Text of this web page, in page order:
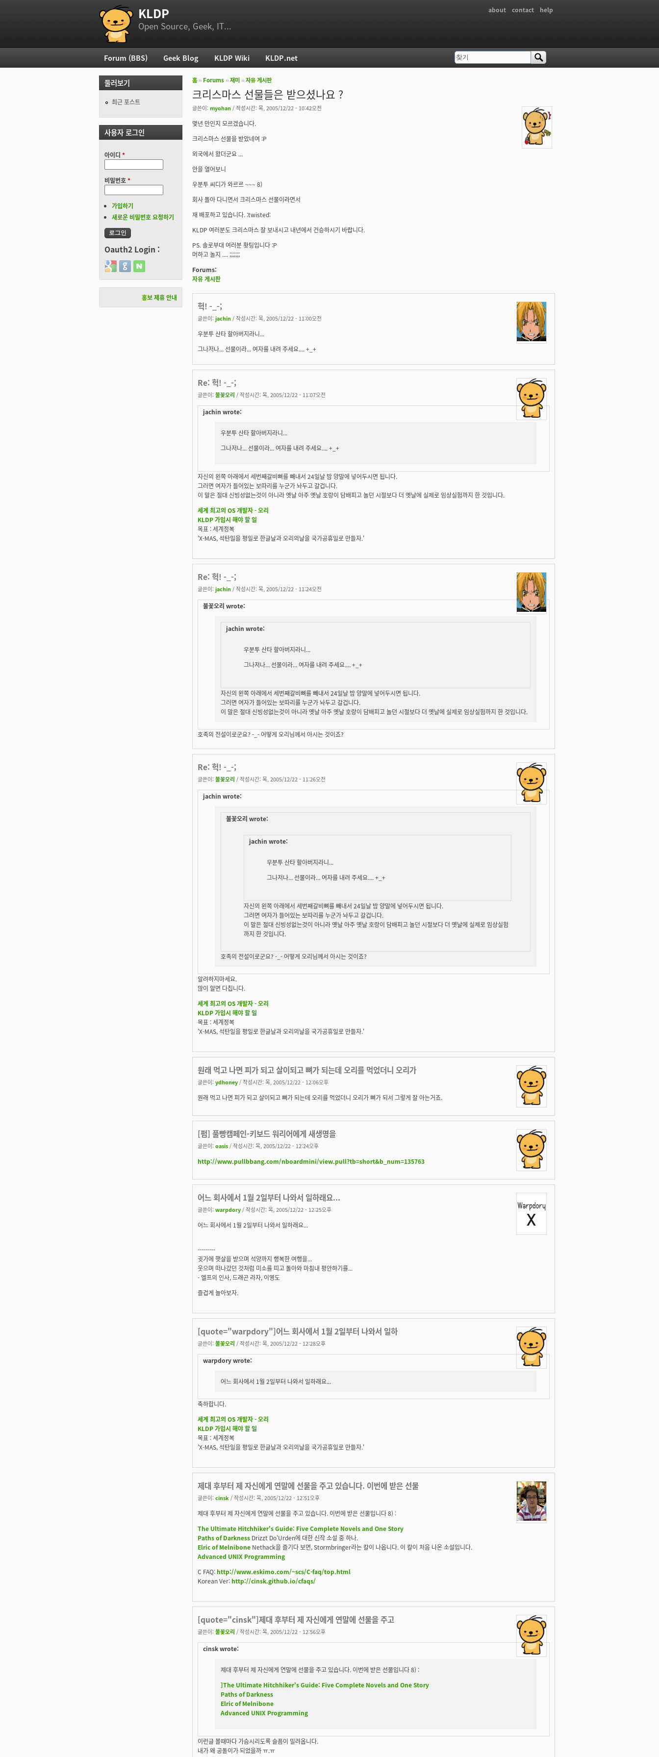
부 메뉴
about contact help
KLDP
Open Source, Geek, IT...
현재 위치
홈 ›› Forums ››재미 ››자유 게시판
크리스마스 선물들은 받으셨나요 ?
글쓴이: myohan / 작성시간: 목, 2005/12/22 - 10:42오전
몇년 만인지 모르겠습니다.
크리스마스 선물을 받았네여 :P
외국에서 왔더군요 ...
안을 열어보니
우분투 씨디가 와르르 ~~~ 8)
회사 돌아 다니면서 크리스마스 선물이라면서
재 배포하고 있습니다. :twisted:
KLDP 여러분도 크리스마스 잘 보내시고 내년에서 건승하시기 바랍니다.
PS. 솔로부대 여러분 홧팅입니다 :P
머하고 놀지 .... ;;;;;;;
Forums:
자유 게시판
헉! -_-;
글쓴이: jachin / 작성시간: 목, 2005/12/22 - 11:00오전
우분투 산타 할아버지라니...
그나저나... 선물이라...여자를 내려 주세요.... +_+
Re: 헉! -_-;
글쓴이: 불꽃오리 / 작성시간: 목, 2005/12/22 - 11:07오전
jachin wrote:
우분투 산타 할아버지라니...
그나저나... 선물이라...여자를 내려 주세요.... +_+
자신의 왼쪽 아래에서 세번째갈비뼈를 빼내서 24일날 밤 양말에 넣어두시면 됩니다.
그러면 여자가 들어있는 보따리를 누군가 놔두고 갈겁니다.
이 말은 절대 신빙성없는것이 아니라 옛날 아주 옛날 호랑이 담배피고 놀던 시절보다 더 옛날에 실제로 임상실험까지 한 것입니다.
세계 최고의 OS 개발자 - 오리
KLDP 가입시 해야 할 일
목표 : 세계정복
'X-MAS, 석탄일을 평일로 한글날과 오리의날을 국가공휴일로 만들자.'
Re: 헉! -_-;
글쓴이: jachin / 작성시간: 목, 2005/12/22 - 11:24오전
불꽃오리 wrote:
jachin wrote:
우분투 산타 할아버지라니...
그나저나... 선물이라...여자를 내려 주세요.... +_+
자신의 왼쪽 아래에서 세번째갈비뼈를 빼내서 24일날 밤 양말에 넣어두시면 됩니다.
그러면 여자가 들어있는 보따리를 누군가 놔두고 갈겁니다.
이 말은 절대 신빙성없는것이 아니라 옛날 아주 옛날 호랑이 담배피고 놀던 시절보다 더 옛날에 실제로 임상실험까지 한 것입니다.
호족의 전설이로군요? -_- 어떻게 오리님께서 아시는 것이죠?
Re: 헉! -_-;
글쓴이: 불꽃오리 / 작성시간: 목, 2005/12/22 - 11:26오전
jachin wrote:
불꽃오리 wrote:
jachin wrote:
우분투 산타 할아버지라니...
그나저나... 선물이라...여자를 내려 주세요.... +_+
자신의 왼쪽 아래에서 세번째갈비뼈를 빼내서 24일날 밤 양말에 넣어두시면 됩니다.
그러면 여자가 들어있는 보따리를 누군가 놔두고 갈겁니다.
이 말은 절대 신빙성없는것이 아니라 옛날 아주 옛날 호랑이 담배피고 놀던 시절보다 더 옛날에 실제로 임상실험
까지 한 것입니다.
호족의 전설이로군요? -_- 어떻게 오리님께서 아시는 것이죠?
알려하지마세요.
많이 알면 다칩니다.
세계 최고의 OS 개발자 - 오리
KLDP 가입시 해야 할 일
목표 : 세계정복
'X-MAS, 석탄일을 평일로 한글날과 오리의날을 국가공휴일로 만들자.'
원래 먹고 나면 피가 되고 살이되고 뼈가 되는데 오리를 먹었더니 오리가
글쓴이: ydhoney / 작성시간: 목, 2005/12/22 - 12:06오후
원래 먹고 나면 피가 되고 살이되고 뼈가 되는데 오리를 먹었더니 오리가 뼈가 되서 그렇게 잘 아는거죠.
[펌] 풀빵캠페인-키보드 워리어에게 새생명을
글쓴이: oasis / 작성시간: 목, 2005/12/22 - 12:24오후
http://www.pullbbang.com/nboardmini/view.pull?tb=short&b_num=135763
어느 회사에서 1월 2일부터 나와서 일하래요...
글쓴이: warpdory / 작성시간: 목, 2005/12/22 - 12:25오후
어느 회사에서 1월 2일부터 나와서 일하래요...
---------
귓가에 햇살을 받으며 석양까지 행복한 여행을...
웃으며 떠나갔던 것처럼 미소를 띠고 돌아와 마침내 평안하기를...
- 엘프의 인사, 드래곤 라자, 이영도
즐겁게 놀아보자.
[quote="warpdory"]어느 회사에서 1월 2일부터 나와서 일하
글쓴이: 불꽃오리 / 작성시간: 목, 2005/12/22 - 12:28오후
warpdory wrote:
어느 회사에서 1월 2일부터 나와서 일하래요...
축하합니다.
세계 최고의 OS 개발자 - 오리
KLDP 가입시 해야 할 일
목표 : 세계정복
'X-MAS, 석탄일을 평일로 한글날과 오리의날을 국가공휴일로 만들자.'
제대 후부터 제 자신에게 연말에 선물을 주고 있습니다. 이번에 받은 선물
글쓴이: cinsk / 작성시간: 목, 2005/12/22 - 12:51오후
제대 후부터 제 자신에게 연말에 선물을 주고 있습니다. 이번에 받은 선물입니다 8) :
The Ultimate Hitchhiker's Guide: Five Complete Novels and One Story
Paths of Darkness Drizzt Do'Urden에 대한 신작 소설 중 하나.
Elric of Melnibone Nethack을 즐기다 보면, Stormbringer라는 칼이 나옵니다. 이 칼이 처음 나온 소설입니다.
Advanced UNIX Programming
C FAQ: http://www.eskimo.com/~scs/C-faq/top.html
Korean Ver: http://cinsk.github.io/cfaqs/
[quote="cinsk"]제대 후부터 제 자신에게 연말에 선물을 주고
글쓴이: 불꽃오리 / 작성시간: 목, 2005/12/22 - 12:56오후
cinsk wrote:
제대 후부터 제 자신에게 연말에 선물을 주고 있습니다. 이번에 받은 선물입니다 8) :
]The Ultimate Hitchhiker's Guide: Five Complete Novels and One Story
Paths of Darkness
Elric of Melnibone
Advanced UNIX Programming
이런글 볼때마다 가슴시리도록 슬픔이 밀려옵니다.
내가 왜 공돌이가 되었을까 ㅠ.ㅠ
주 메뉴
Forum (BBS) Geek Blog KLDP Wiki KLDP.net 검색 폼
찾기
둘러보기
최근 포스트
사용자 로그인
아이디 *
비밀번호*
가입하기
새로운 비밀번호 요청하기
Oauth2 Login :
Login with Google
Login with GitHub
Login with Naver
홍보 제휴 안내